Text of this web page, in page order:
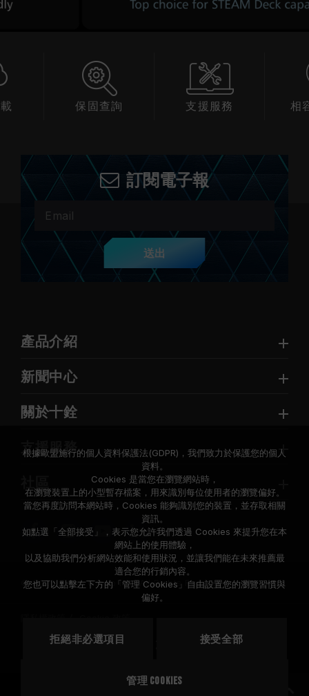
保固查詢 支援服務 相
訂閱電子報
送出
產品介紹
新聞中心
關於十銓
支援服務
© 2026 Team Group Inc. All Rights Reserved.
美國
根據歐盟施行的個人資料保護法(GDPR)，我們致力於保護您的個人
資料。
Cookies 是當您在瀏覽網站時，
在瀏覽裝置上的小型暫存檔案，用來識別每位使用者的瀏覽偏好。
當您再度訪問本網站時，Cookies 能夠識別您的裝置，並存取相關
資訊。
如點選「全部接受」，表示您允許我們透過 Cookies 來提升您在本
網站上的使用體驗，
以及協助我們分析網站效能和使用狀況，並讓我們能在未來推薦最
適合您的行銷內容。
您也可以點擊左下方的「管理 Cookies」自由設置您的瀏覽習慣與
偏好。
拒絕非必選項目 接受全部
管理 Cookies